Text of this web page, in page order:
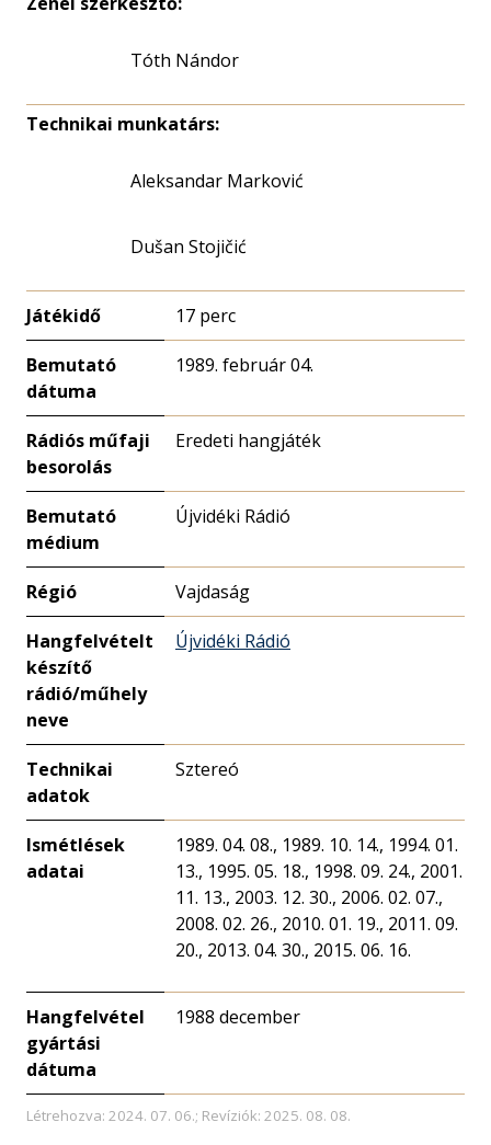
Tóth Nándor
Technikai munkatárs:
Aleksandar Marković
Dušan Stojičić
Játékidő 17 perc
Bemutató
dátuma
1989. február 04.
Rádiós műfaji
besorolás
Eredeti hangjáték
Bemutató
médium
Újvidéki Rádió
Régió Vajdaság
Hangfelvételt
készítő
rádió/műhely
neve
Újvidéki Rádió
Technikai
adatok
Sztereó
Ismétlések
adatai
1989. 04. 08., 1989. 10. 14., 1994. 01.
13., 1995. 05. 18., 1998. 09. 24., 2001.
11. 13., 2003. 12. 30., 2006. 02. 07.,
2008. 02. 26., 2010. 01. 19., 2011. 09.
20., 2013. 04. 30., 2015. 06. 16.
Hangfelvétel
gyártási
dátuma
1988 december
Létrehozva: 2024. 07. 06.; Revíziók: 2025. 08. 08.